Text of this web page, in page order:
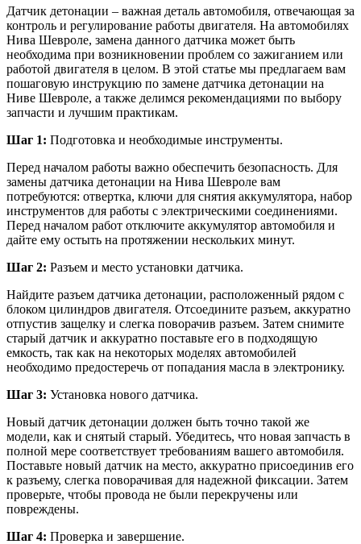
Датчик детонации – важная деталь автомобиля, отвечающая за
контроль и регулирование работы двигателя. На автомобилях
Нива Шевроле, замена данного датчика может быть
необходима при возникновении проблем со зажиганием или
работой двигателя в целом. В этой статье мы предлагаем вам
пошаговую инструкцию по замене датчика детонации на
Ниве Шевроле, а также делимся рекомендациями по выбору
запчасти и лучшим практикам.
Шаг 1: Подготовка и необходимые инструменты.
Перед началом работы важно обеспечить безопасность. Для
замены датчика детонации на Нива Шевроле вам
потребуются: отвертка, ключи для снятия аккумулятора, набор
инструментов для работы с электрическими соединениями.
Перед началом работ отключите аккумулятор автомобиля и
дайте ему остыть на протяжении нескольких минут.
Шаг 2: Разъем и место установки датчика.
Найдите разъем датчика детонации, расположенный рядом с
блоком цилиндров двигателя. Отсоедините разъем, аккуратно
отпустив защелку и слегка поворачив разъем. Затем снимите
старый датчик и аккуратно поставьте его в подходящую
емкость, так как на некоторых моделях автомобилей
необходимо предостеречь от попадания масла в электронику.
Шаг 3: Установка нового датчика.
Новый датчик детонации должен быть точно такой же
модели, как и снятый старый. Убедитесь, что новая запчасть в
полной мере соответствует требованиям вашего автомобиля.
Поставьте новый датчик на место, аккуратно присоединив его
к разъему, слегка поворачивая для надежной фиксации. Затем
проверьте, чтобы провода не были перекручены или
повреждены.
Шаг 4: Проверка и завершение.